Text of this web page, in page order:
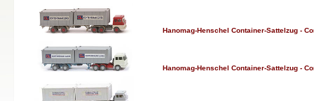
Hanomag-Henschel Container-Sattelzug -
Hanomag-Henschel Container-Sattelzug -